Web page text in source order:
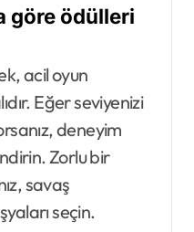
göre ödülleri
acil oyun
Eğer seviyenizi
deneyim
Zorlu bir
savaş
seçin.